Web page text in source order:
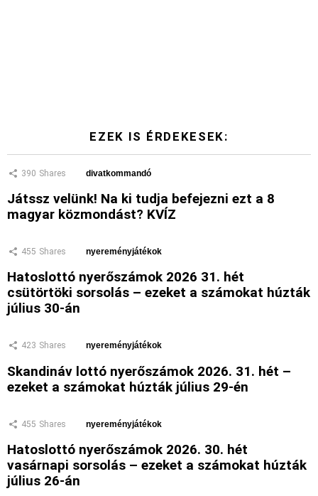
EZEK IS ÉRDEKESEK:
390 Shares divatkommandó
Játssz velünk! Na ki tudja befejezni ezt a 8
magyar közmondást? KVÍZ
455 Shares nyereményjátékok
Hatoslottó nyerőszámok 2026 31. hét
csütörtöki sorsolás – ezeket a számokat húzták
július 30-án
423 Shares nyereményjátékok
Skandináv lottó nyerőszámok 2026. 31. hét –
ezeket a számokat húzták július 29-én
455 Shares nyereményjátékok
Hatoslottó nyerőszámok 2026. 30. hét
vasárnapi sorsolás – ezeket a számokat húzták
július 26-án